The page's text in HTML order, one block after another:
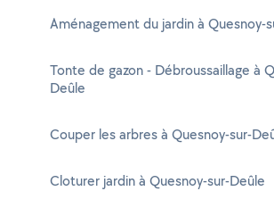
Aménagement du jardin à Quesnoy-
Tonte de gazon - Débroussaillage à
Deûle
Couper les arbres à Quesnoy-sur-
Cloturer jardin à Quesnoy-sur-Deûle